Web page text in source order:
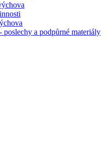
poslechy a podpůrné materiály